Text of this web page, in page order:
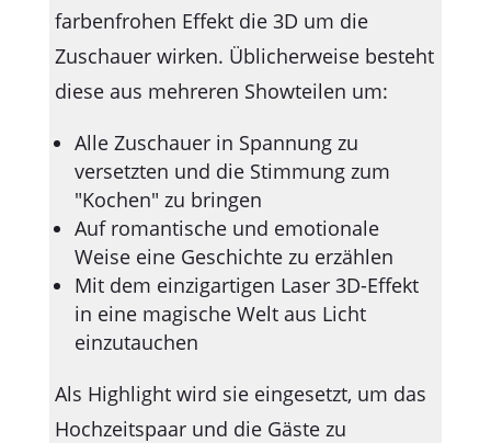
farbenfrohen Effekt die 3D um die
Zuschauer wirken. Üblicherweise besteht
diese aus mehreren Showteilen um:
Alle Zuschauer in Spannung zu
versetzten und die Stimmung zum
"Kochen" zu bringen
Auf romantische und emotionale
Weise eine Geschichte zu erzählen
Mit dem einzigartigen Laser 3D-Effekt
in eine magische Welt aus Licht
einzutauchen
Als Highlight wird sie eingesetzt, um das
Hochzeitspaar und die Gäste zu